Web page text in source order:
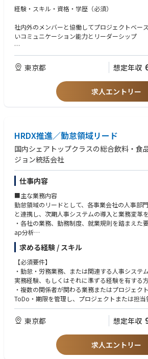
労務案件対応
①予防施策
＜全役職員向け＞アンチハラスメント方針、カ
ハラスメント研修（E-learning）、
＜ピープルリーダー向け＞当社事例に基づいた
ケーション関連のコンテンツ提供等、
②案件対応
【社内向け】調査担当（HRBP（内勤社員案件）
支援、法務・コンプライアンス・その他関係部
ンス・その他関係部門との連携、
訴訟案件等、法務、社外弁護士との連携
③案件管理
通報窓口の整備
内部通報管理体制におけるコンプライアンスと
レポート
就業規則、労使協定
経験・スキル・資格・学歴（必須）
社内外のメンバーと協働してプロジェクトベー
いコミュニケーション能力とリーダーシップ
限られたリソースで最大限のパフォーマンスを
課題発見および解決力
様々なケースに柔軟に対応できる状況適応能力
経験・スキル・資格・学歴（なお可）
人事系の業務経験（特にHBRP、ER）、コンプ
の業務経験。
保険業界または当社と同等の企業規模であれば尚
人事系の法律関連の知識（社会保険労務士合格
ピープルリーダーとして部下のマネジメント経
AIを活用した業務効率化、品質チェック等の経験
東京都 想定年収
求人エントリー
HRDX推進／勤怠領域リード
国内シェアトップクラスの総合飲料・食
ジョン統括会社
仕事内容
■主な業務内容
勤怠領域のリードとして、各事業会社の人事部
と連携し、次期人事システムの導入と業務変革
・各社の業務、勤務制度、就業規則を踏まえた
ap分析
・グループ標準を見据えた勤怠業務・運用設計
リード
・テスト計画、受入テスト、移行準備、教育・
ム導入に伴うプロジェクトマネジメント
・意思決定に必要な資料作成、進捗・課題管理
・リリース後の安定運用、継続的な業務改善、
の推進
て調整します。
【魅力ポイント】
・グループ全体に影響する大規模プロジェクト
・人事制度／業務／システムを横断的に捉える
求める経験 / スキル
【必須要件】
・勤怠・労務業務、または関連する人事システ
実務経験、もしくはそれに準ずる経験を有する
・複数の関係者が関わる業務またはプロジェク
ToDo・期限を管理し、プロジェクトまたは担
【歓迎要件】
・SAP SuccessFactors、SAP HCM、COMPANY
する知見、または導入・運用プロジェクトを推
・業務改善、BPR、DX、または業務標準化プロ
・複数の事業会社・拠点を対象とした、グルー
東京都 想定年収
求人エントリー